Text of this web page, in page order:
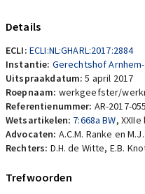
Details
ECLI: ECLI:NL:GHARL:2017:2884
Instantie: Gerechtshof
Uitspraakdatum:5 april 2017
Roepnaam: werkgeefster/
Referentienummer: AR-2017-
Wetsartikelen: 7:668a BW,
Advocaten: A.C.M. Ranke en
Rechters: D.H. de Witte, E.B.
Trefwoorden